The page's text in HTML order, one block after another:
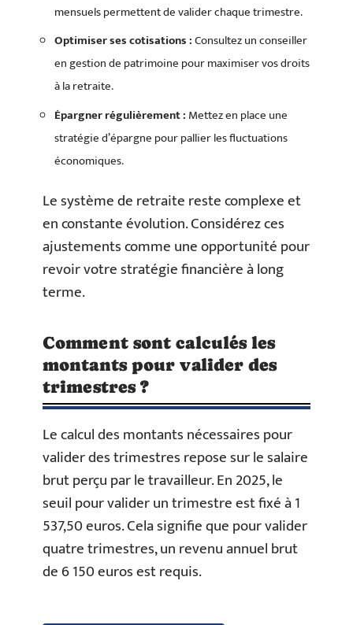
mensuels permettent de valider chaque trimestre.
Optimiser ses cotisations :Consultez un conseiller
en gestion de patrimoine pour maximiser vos droits
à la retraite.
Épargner régulièrement : Mettez en place une
stratégie d’épargne pour pallier les fluctuations
économiques.
Le système de retraite reste complexe et
en constante évolution. Considérez ces
ajustements comme une opportunité pour
revoir votre stratégie financière à long
terme.
Comment sont calculés les
montants pour valider des
trimestres ?
Le calcul des montants nécessaires pour
valider des trimestres repose sur le salaire
brut perçu par le travailleur. En 2025, le
seuil pour valider un trimestre est fixé à 1
537,50 euros. Cela signifie que pour valider
quatre trimestres, un revenu annuel brut
de 6 150 euros est requis.